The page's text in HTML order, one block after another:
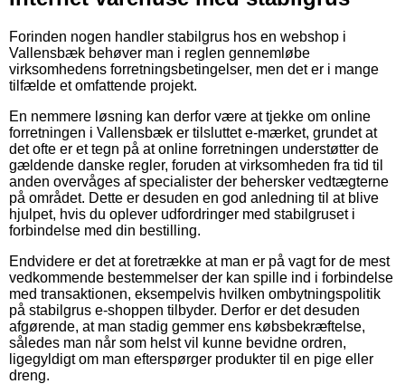
Forinden nogen handler stabilgrus hos en webshop i
Vallensbæk behøver man i reglen gennemløbe
virksomhedens forretningsbetingelser, men det er i mange
tilfælde et omfattende projekt.
En nemmere løsning kan derfor være at tjekke om online
forretningen i Vallensbæk er tilsluttet e-mærket, grundet at
det ofte er et tegn på at online forretningen understøtter de
gældende danske regler, foruden at virksomheden fra tid til
anden overvåges af specialister der behersker vedtægterne
på området. Dette er desuden en god anledning til at blive
hjulpet, hvis du oplever udfordringer med stabilgruset i
forbindelse med din bestilling.
Endvidere er det at foretrække at man er på vagt for de mest
vedkommende bestemmelser der kan spille ind i forbindelse
med transaktionen, eksempelvis hvilken ombytningspolitik
på stabilgrus e-shoppen tilbyder. Derfor er det desuden
afgørende, at man stadig gemmer ens købsbekræftelse,
således man når som helst vil kunne bevidne ordren,
ligegyldigt om man efterspørger produkter til en pige eller
dreng.